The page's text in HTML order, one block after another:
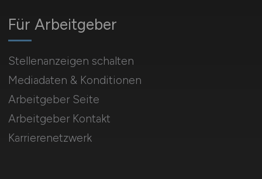
Für Arbeitgeber
Stellenanzeigen schalten
Mediadaten & Konditionen
Arbeitgeber Seite
Arbeitgeber Kontakt
Karrierenetzwerk